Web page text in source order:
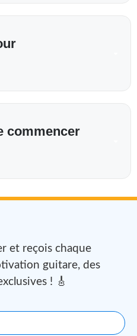
commencer
et reçois chaque
guitare, des
! 🎸